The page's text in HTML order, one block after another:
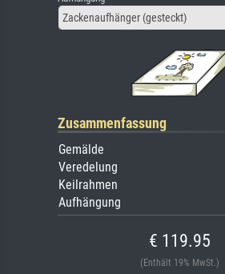
Zackenaufhänger (gesteckt)
Zusammenfassung
Gemälde
Veredelung
Keilrahmen
Aufhängung
€ 119.95
(Enthält 19% MwSt.)